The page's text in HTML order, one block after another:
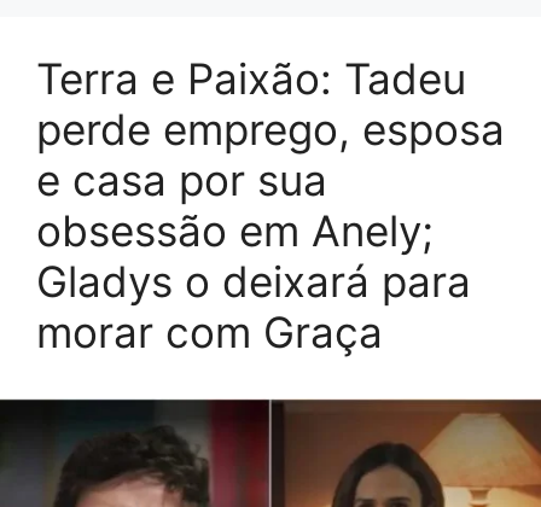
Terra e Paixão: Tadeu
perde emprego, esposa
e casa por sua
obsessão em Anely;
Gladys o deixará para
morar com Graça